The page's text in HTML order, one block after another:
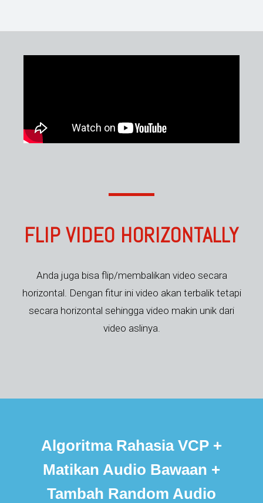
FLIP VIDEO HORIZONTALLY
Anda juga bisa flip/membalikan video secara
horizontal. Dengan fitur ini video akan terbalik tetapi
secara horizontal sehingga video makin unik dari
video aslinya.
Algoritma Rahasia VCP +
Matikan Audio Bawaan +
Tambah Random Audio